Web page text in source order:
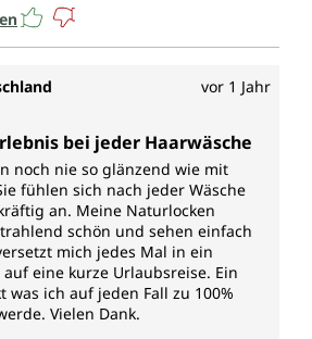
vor 1 Jahr
Bewertung von 5 von 5 Sternen
bei jeder Haarwäsche
noch nie so glänzend wie mit
fühlen sich nach jeder Wäsche
an. Meine Naturlocken
schön und sehen einfach
mich jedes Mal in ein
eine kurze Urlaubsreise. Ein
was ich auf jeden Fall zu 100%
Vielen Dank.